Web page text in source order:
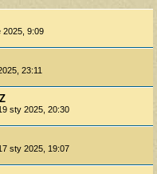
2025, 9:09
23:11
sty 2025, 20:30
sty 2025, 19:07